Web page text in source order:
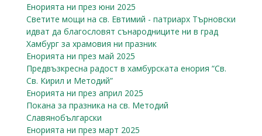
Енорията ни през юни 2025
Светите мощи на св. Евтимий - патриарх Търновски
идват да благословят сънародниците ни в град
Хамбург за храмовия ни празник
Енорията ни през май 2025
Предвъзкресна радост в хамбурската енория “Св.
Св. Кирил и Методий”
Енорията ни през април 2025
Покана за празника на св. Методий
Славянобългарски
Енорията ни през март 2025